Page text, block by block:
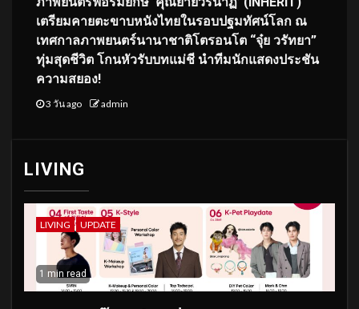
เตรียมคายตะขาบหนังไทยในรอบปฐมทัศน์โลก ณ
เทศกาลภาพยนตร์นานาชาติโตรอนโต “จุ๋ย วรัทยา”
ทุ่มสุดชีวิต โกนหัวรับบทแม่ชี นำทีมนักแสดงประชัน
ความสยอง!
3 วัน ago admin
LIVING
LIVING UPDATE
1 min read